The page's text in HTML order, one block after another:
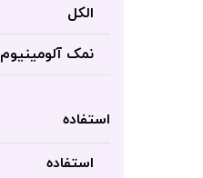
الکل
نمک آلومینیوم
استفاده
استفاده